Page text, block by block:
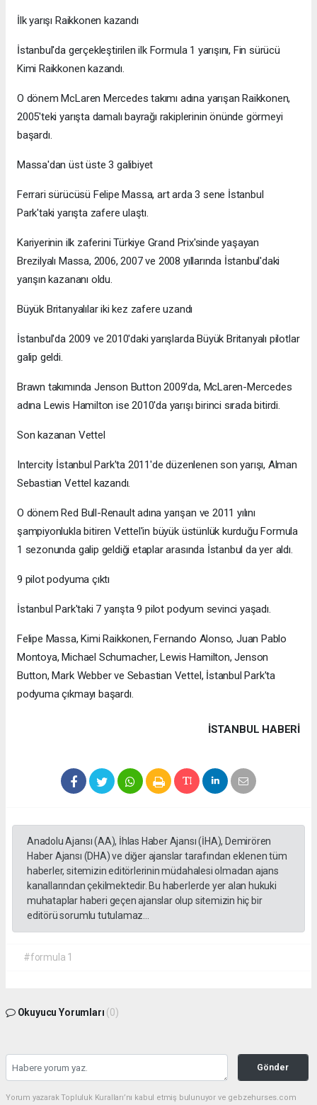
İlk yarışı Raikkonen kazandı
İstanbul'da gerçekleştirilen ilk Formula 1 yarışını, Fin sürücü
Kimi Raikkonen kazandı.
O dönem McLaren Mercedes takımı adına yarışan Raikkonen,
2005'teki yarışta damalı bayrağı rakiplerinin önünde görmeyi
başardı.
Massa'dan üst üste 3 galibiyet
Ferrari sürücüsü Felipe Massa, art arda 3 sene İstanbul
Park'taki yarışta zafere ulaştı.
Kariyerinin ilk zaferini Türkiye Grand Prix'sinde yaşayan
Brezilyalı Massa, 2006, 2007 ve 2008 yıllarında İstanbul'daki
yarışın kazananı oldu.
Büyük Britanyalılar iki kez zafere uzandı
İstanbul'da 2009 ve 2010'daki yarışlarda Büyük Britanyalı pilotlar
galip geldi.
Brawn takımında Jenson Button 2009'da, McLaren-Mercedes
adına Lewis Hamilton ise 2010'da yarışı birinci sırada bitirdi.
Son kazanan Vettel
Intercity İstanbul Park'ta 2011'de düzenlenen son yarışı, Alman
Sebastian Vettel kazandı.
O dönem Red Bull-Renault adına yarışan ve 2011 yılını
şampiyonlukla bitiren Vettel'in büyük üstünlük kurduğu Formula
1 sezonunda galip geldiği etaplar arasında İstanbul da yer aldı.
9 pilot podyuma çıktı
İstanbul Park'taki 7 yarışta 9 pilot podyum sevinci yaşadı.
Felipe Massa, Kimi Raikkonen, Fernando Alonso, Juan Pablo
Montoya, Michael Schumacher, Lewis Hamilton, Jenson
Button, Mark Webber ve Sebastian Vettel, İstanbul Park'ta
podyuma çıkmayı başardı.
İSTANBUL HABERİ
Anadolu Ajansı (AA), İhlas Haber Ajansı (İHA), Demirören
Haber Ajansı (DHA) ve diğer ajanslar tarafından eklenen tüm
haberler, sitemizin editörlerinin müdahalesi olmadan ajans
kanallarından çekilmektedir. Bu haberlerde yer alan hukuki
muhataplar haberi geçen ajanslar olup sitemizin hiç bir
editörü sorumlu tutulamaz...
#formula 1
Okuyucu Yorumları (0)
Gönder
Yorum yazarak Topluluk Kuralları’nı kabul etmiş bulunuyor ve gebzehurses.com